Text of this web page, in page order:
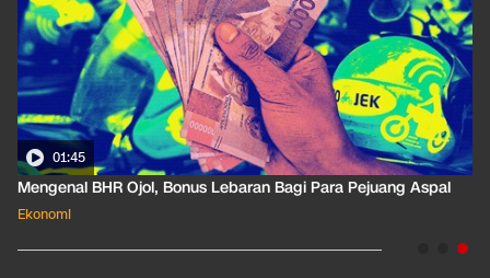
01:35
Pahami Dampak Kenaikan Suku Bunga Acuan ke Cicilan KPR
Ekonomi